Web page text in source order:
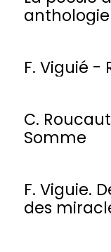
F. Viguié -
C.
Somme
F. Viguie.
des